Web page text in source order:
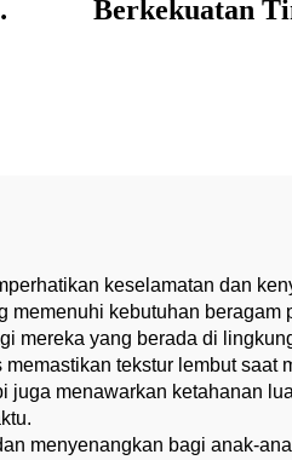
Berkekuatan
keselamatan dan
kebutuhan
yang berada di
tekstur lembut
menawarkan ketahanan
menyenangkan bagi anak-